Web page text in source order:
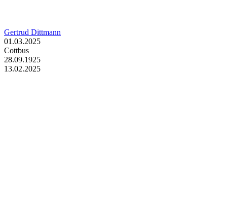
Gertrud Dittmann
01.03.2025
Cottbus
28.09.1925
13.02.2025